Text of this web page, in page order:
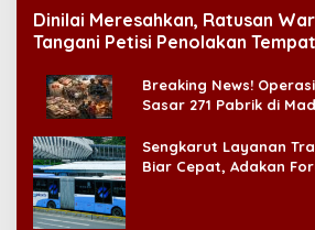
Dinilai Meresahkan, Ratusan
Tangani Petisi Penolakan
Breaking News!
Sasar 271 Pabrik di
Sengkarut Layanan
Biar Cepat, Adakan